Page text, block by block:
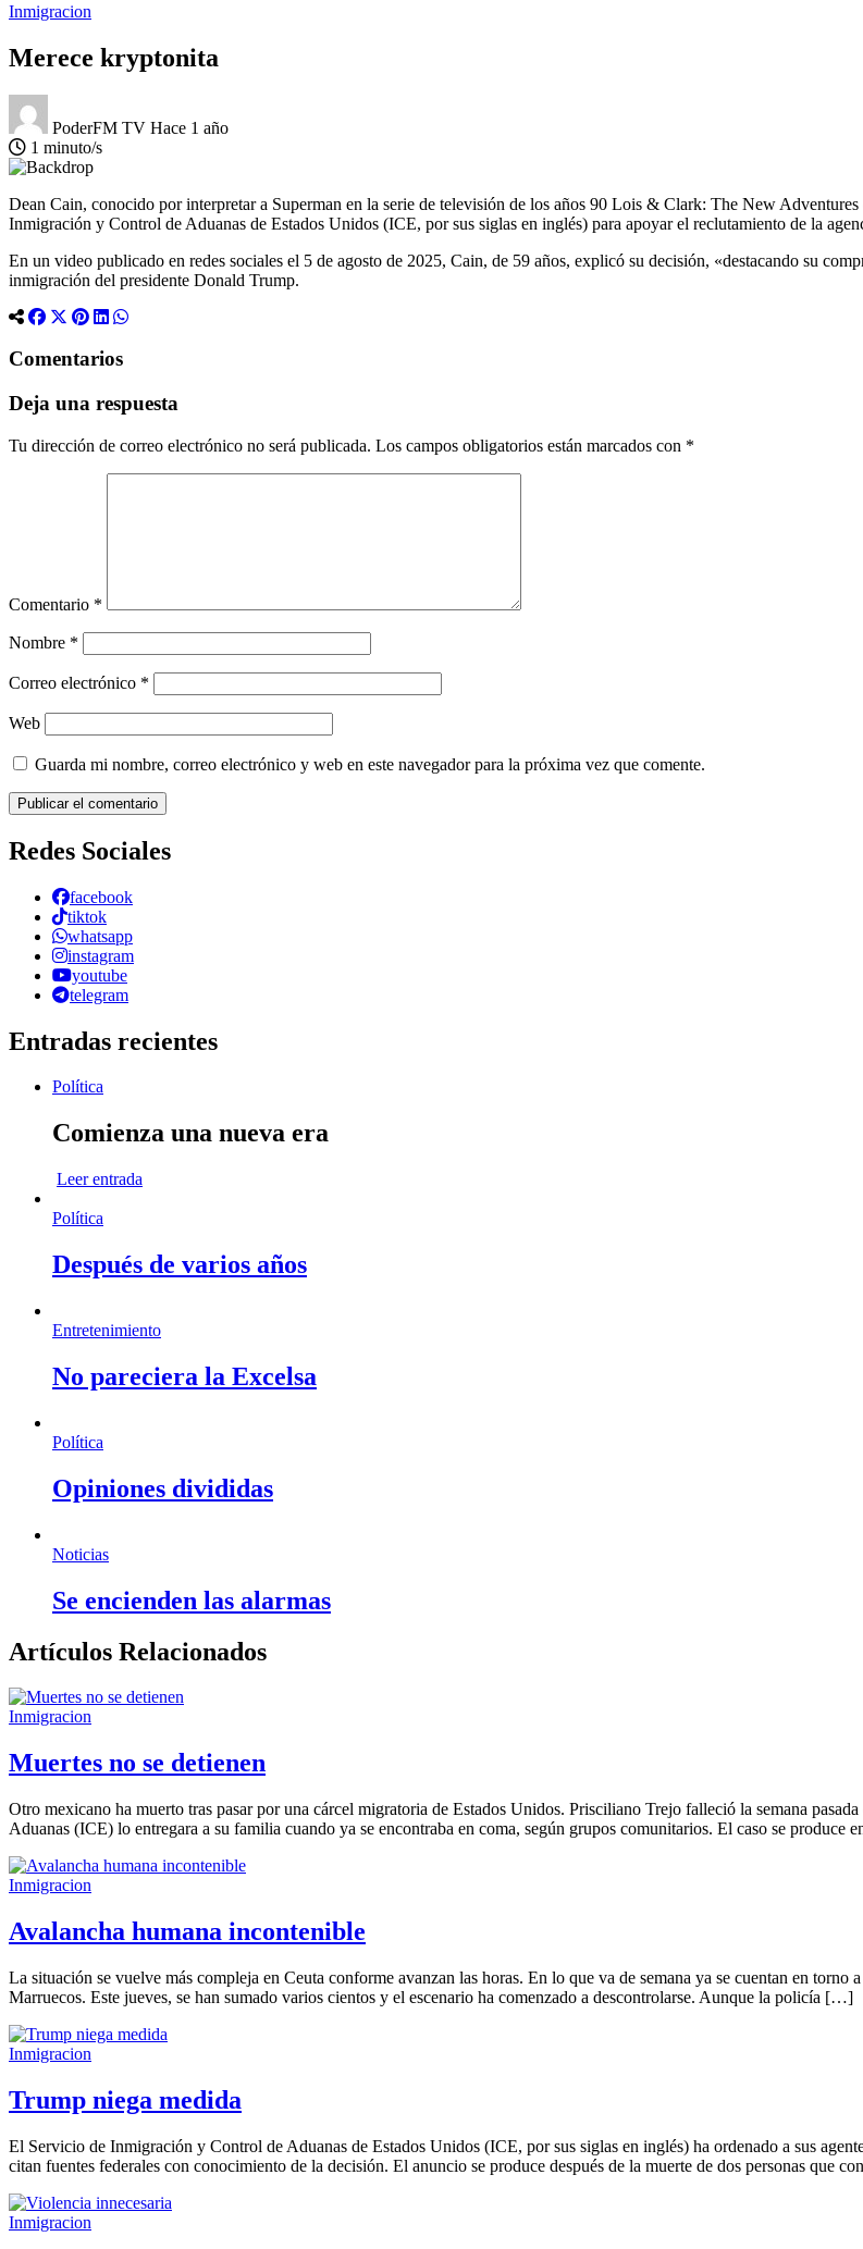
Inmigracion
Merece kryptonita
PoderFM TV Hace 1 año
1 minuto/s
Dean Cain, conocido por interpretar a Superman en la serie de televisión de los años 90 Lois & Clark: The New
Inmigración y Control de Aduanas de Estados Unidos (ICE, por sus siglas en inglés) para apoyar el reclutamiento de la
En un video publicado en redes sociales el 5 de agosto de 2025, Cain, de 59 años, explicó su decisión, «destacando su
inmigración del presidente Donald Trump.
Comentarios
Deja una respuesta
Tu dirección de correo electrónico no será publicada. Los campos obligatorios están marcados con *
Comentario *
Nombre *
Correo electrónico *
Web
Guarda mi nombre, correo electrónico y web en este navegador para la próxima vez que comente.
Redes Sociales
facebook
tiktok
whatsapp
instagram
youtube
telegram
Entradas recientes
Política
Comienza una nueva era
Leer entrada
Política
Después de varios años
Entretenimiento
No pareciera la Excelsa
Política
Opiniones divididas
Noticias
Se encienden las alarmas
Artículos Relacionados
Inmigracion
Muertes no se detienen
Otro mexicano ha muerto tras pasar por una cárcel migratoria de Estados Unidos. Prisciliano Trejo falleció la semana
Aduanas (ICE) lo entregara a su familia cuando ya se encontraba en coma, según grupos comunitarios. El caso se produce
Inmigracion
Avalancha humana incontenible
La situación se vuelve más compleja en Ceuta conforme avanzan las horas. En lo que va de semana ya se cuentan en torno
Marruecos. Este jueves, se han sumado varios cientos y el escenario ha comenzado a descontrolarse. Aunque la policía […]
Inmigracion
Trump niega medida
El Servicio de Inmigración y Control de Aduanas de Estados Unidos (ICE, por sus siglas en inglés) ha ordenado a sus
citan fuentes federales con conocimiento de la decisión. El anuncio se produce después de la muerte de dos personas que
Inmigracion